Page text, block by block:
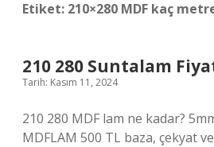
Etiket: 210×280 MDF kaç
210 280 Suntalam
Tarih: Kasım 11, 2024
210 280 MDF lam ne kadar?
MDFLAM 500 TL baza, çekyat